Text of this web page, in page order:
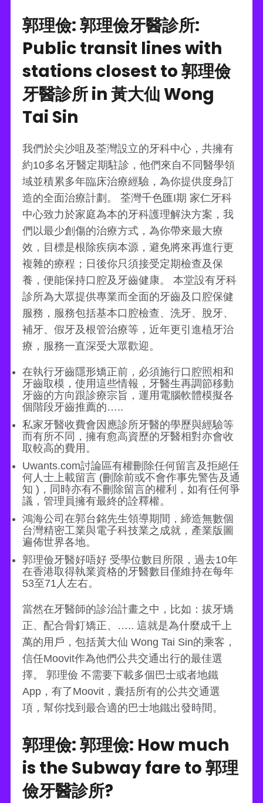
郭理儉: 郭理儉牙醫診所:
Public transit lines with
stations closest to 郭理儉
牙醫診所 in 黃大仙 Wong
Tai Sin
我們於尖沙咀及荃灣設立的牙科中心，共擁有
約10多名牙醫定期駐診，他們來自不同醫學領
域並積累多年臨床治療經驗，為你提供度身訂
造的全面治療計劃。 荃灣千色匯I期 家仁牙科
中心致力於家庭為本的牙科護理解決方案，我
們以最少創傷的治療方式，為你帶來最大療
效，目標是根除疾病本源，避免將來再進行更
複雜的療程；日後你只須接受定期檢查及保
養，便能保持口腔及牙齒健康。 本堂設有牙科
診所為大眾提供專業而全面的牙齒及口腔保健
服務，服務包括基本口腔檢查、洗牙、脫牙、
補牙、假牙及根管治療等，近年更引進植牙治
療，服務一直深受大眾歡迎。
在執行牙齒隱形矯正前，必須施行口腔照相和
牙齒取模，使用這些情報，牙醫生再調節移動
牙齒的方向跟診療宗旨，運用電腦軟體模擬各
個階段牙齒推薦的…..
私家牙醫收費會因應診所牙醫的學歷與經驗等
而有所不同，擁有愈高資歷的牙醫相對亦會收
取較高的費用。
Uwants.com討論區有權刪除任何留言及拒絕任
何人士上載留言 (刪除前或不會作事先警告及通
知 )，同時亦有不刪除留言的權利，如有任何爭
議，管理員擁有最終的詮釋權。
鴻海公司在郭台銘先生領導期間，締造無數個
台灣精密工業與電子科技業之成就，產業版圖
遍佈世界各地。
郭理儉牙醫好唔好 受學位數目所限，過去10年
在香港取得執業資格的牙醫數目僅維持在每年
53至71人左右。
當然在牙醫師的診治計畫之中，比如：拔牙矯
正、配合骨釘矯正、….. 這就是為什麼成千上
萬的用戶，包括黃大仙 Wong Tai Sin的乘客，
信任Moovit作為他們公共交通出行的最佳選
擇。 郭理儉 不需要下載多個巴士或者地鐵
App，有了Moovit，囊括所有的公共交通選
項，幫你找到最合適的巴士地鐵出發時間。
郭理儉: 郭理儉: How much
is the Subway fare to 郭理
儉牙醫診所?